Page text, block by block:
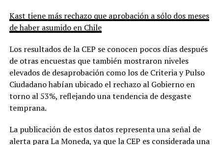
Kast tiene más rechazo que aprobación a sólo dos meses
de haber asumido en Chile
Los resultados de la CEP se conocen pocos días después
de otras encuestas que también mostraron niveles
elevados de desaprobación como los de Criteria y Pulso
Ciudadano habían ubicado el rechazo al Gobierno en
torno al 53%, reflejando una tendencia de desgaste
temprana.
La publicación de estos datos representa una señal de
alerta para La Moneda, ya que la CEP es considerada una